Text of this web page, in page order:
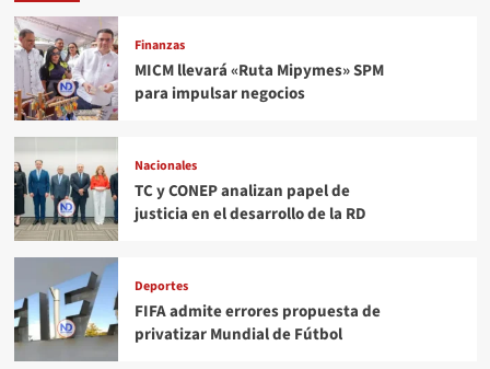
Finanzas
MICM llevará «Ruta Mipymes» SPM
para impulsar negocios
Nacionales
TC y CONEP analizan papel de
justicia en el desarrollo de la RD
Deportes
FIFA admite errores propuesta de
privatizar Mundial de Fútbol